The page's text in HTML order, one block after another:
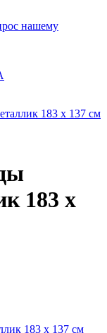
нашему
183 х 137 см
183 х